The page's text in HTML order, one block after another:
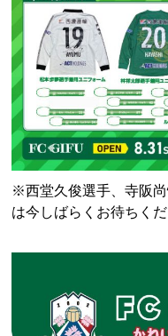
※西堂久俊選手、寺阪
は今しばらくお待ちくだ